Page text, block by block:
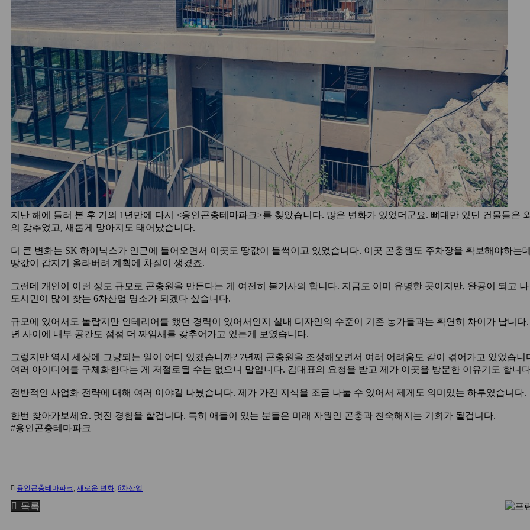
지난 해에 들러 본 후 거의 1년만에 다시 <용인곤충테마파크>를 찾았습니다. 많은 변화가 있었더군요. 뼈대만 있던 건물들은
의 갖추었고, 새롭게 망아지도 태어났습니다.
더 큰 변화는 SK 하이닉스가 인근에 들어오면서 이곳도 땅값이 들썩이고 있었습니다. 이곳 곤충원도 주차장을 확보해야하는
땅값이 갑지기 올라버려 계획에 차질이 생겼죠.
그런데 개인이 이런 정도 규모로 곤충원을 만든다는 게 여전히 불가사의 합니다. 지금도 이미 유명한 곳이지만, 완공이 되고
도시민이 많이 찾는 6차산업 명소가 되겠다 싶습니다.
규모에 있어서도 놀랍지만 인테리어를 했던 경력이 있어서인지 실내 디자인의 수준이 기존 농가들과는 확연히 차이가 납니다.
년 사이에 내부 공간도 점점 더 짜임새를 갖추어가고 있는게 보였습니다.
그렇지만 역시 세상에 그냥되는 일이 어디 있겠습니까? 7년째 곤충원을 조성해오면서 여러 어려움도 같이 겪어가고 있었습니
여러 아이디어를 구체화한다는 게 저절로될 수는 없으니 말입니다. 김대표의 요청을 받고 제가 이곳을 방문한 이유기도 합니
전반적인 사업화 전략에 대해 여러 이야길 나눴습니다. 제가 가진 지식을 조금 나눌 수 있어서 제게도 의미있는 하루였습니다.
한번 찾아가보세요. 멋진 경험을 할겁니다. 특히 애들이 있는 분들은 미래 자원인 곤충과 친숙해지는 기회가 될겁니다.
#용인곤충테마파크
용인곤충테마파크, 새로운 변화, 6차산업
목록